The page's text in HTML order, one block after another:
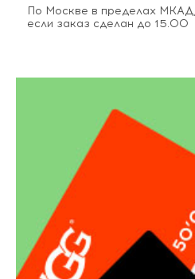
По Москве в пределах МКАД,
если заказ сделан до 15.00